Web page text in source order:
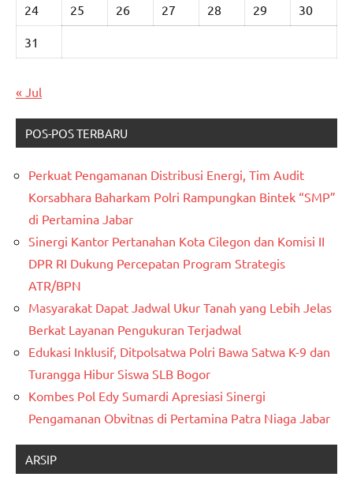
24 25 26 27 28 29 30
31
« Jul
POS-POS TERBARU
Perkuat Pengamanan Distribusi Energi, Tim Audit
Korsabhara Baharkam Polri Rampungkan Bintek “SMP”
di Pertamina Jabar
Sinergi Kantor Pertanahan Kota Cilegon dan Komisi II
DPR RI Dukung Percepatan Program Strategis
ATR/BPN
Masyarakat Dapat Jadwal Ukur Tanah yang Lebih Jelas
Berkat Layanan Pengukuran Terjadwal
Edukasi Inklusif, Ditpolsatwa Polri Bawa Satwa K-9 dan
Turangga Hibur Siswa SLB Bogor
Kombes Pol Edy Sumardi Apresiasi Sinergi
Pengamanan Obvitnas di Pertamina Patra Niaga Jabar
ARSIP